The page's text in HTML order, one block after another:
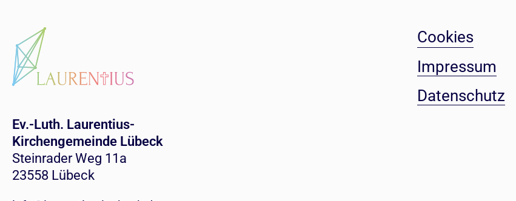
Ev.-Luth. Laurentius-
Kirchengemeinde Lübeck
Steinrader Weg 11a
23558 Lübeck
Cookies
Impressum
Datenschutz